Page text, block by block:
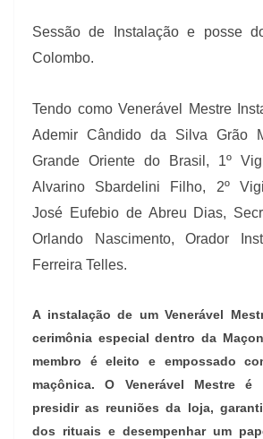
Sessão de Instalação e posse
Colombo.
Tendo como Venerável Mestre
Ademir Cândido da Silva Grão
Grande Oriente do Brasil, 1º
Alvarino Sbardelini Filho, 2º
José Eufebio de Abreu Dias,
Orlando Nascimento, Orador
Ferreira Telles.
A instalação de um Venerável
cerimônia especial dentro da
membro é eleito e empossado
maçônica. O Venerável Mestre é
presidir as reuniões da loja,
dos rituais e desempenhar um